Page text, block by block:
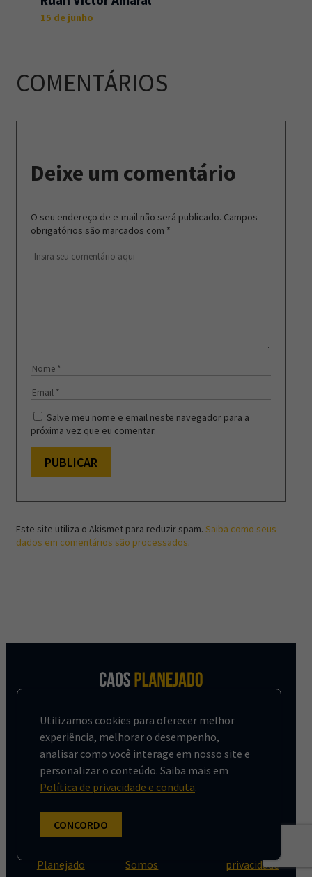
Utilizamos cookies para oferecer melhor
experiência, melhorar o desempenho,
analisar como você interage em nosso site e
personalizar o conteúdo. Saiba mais em
Política de privacidade e conduta.
CONCORDO
15 de junho
COMENTÁRIOS
Deixe um comentário
O seu endereço de e-mail não será publicado. Campos
obrigatórios são marcados com *
Salve meu nome e email neste navegador para a
próxima vez que eu comentar.
Este site utiliza o Akismet para reduzir spam. Saiba como seus
dados em comentários são processados.
Sua publicação digital sobre
urbanismo, com foco nas
cidades brasileiras.
Planejado
Somos
privacidade